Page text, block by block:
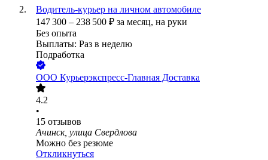
Водитель-курьер на личном автомобиле
147 300 – 238 500 ₽ за месяц, на руки
Без опыта
Выплаты: Раз в неделю
Подработка
ООО Курьерэкспресс-Главная Доставка
4.2
•
15 отзывов
Ачинск, улица Свердлова
Можно без резюме
Откликнуться